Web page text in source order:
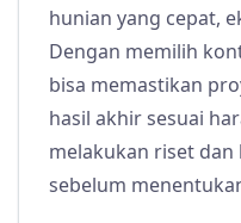
hunian yang cepat,
Dengan memilih
bisa memastikan
hasil akhir sesuai
melakukan riset
sebelum